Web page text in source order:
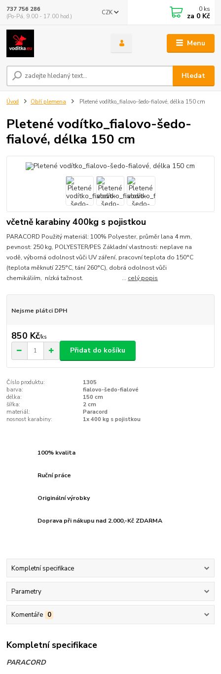
Menu
CZK
Hledat
737 756 286
(Po-Pá, 9.00 - 17.00 hod.)
0 ks
za 0 Kč
Úvod Obří plemena Pletené vodítko_fialovo-šedo-fialové, délka 150 cm
Pletené vodítko_fialovo-šedo-
fialové, délka 150 cm
včetně karabiny 400kg s pojistkou
PARACORD Použitý materiál: 100% Polyester, průměr lana 4 mm,
pevnost: 250 kg, POLYESTER/PES Základní vlastnosti: neplave na
vodě, výborná odolnost vůči UV záření, pracovní teplota do 150°C
(teplota měknutí 225°C, tání 260°C), dobrá odolnost vůči
chemikáliím, nízká tažnost. ... celý popis
Nejsme plátci DPH
850 Kč/ks
Přidat do košíku
Číslo produktu:
1305
barva:
fialovo-šedo-fialové
délka:
150 cm
šířka:
2 cm
materiál:
Paracord
nosnost karabiny:
1x 400 kg s pojistkou
100% kvalita
Ruční práce
Originální výrobky
Doprava při nákupu nad 2.000,-Kč ZDARMA
Kompletní specifikace
Parametry
Komentáře 0
Kompletní specifikace
PARACORD